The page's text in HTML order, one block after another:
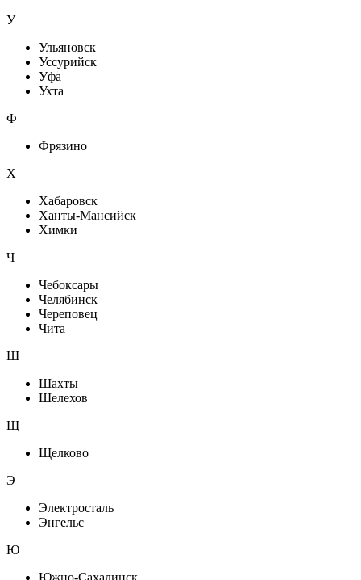
У
Ульяновск
Уссурийск
Уфа
Ухта
Ф
Фрязино
Х
Хабаровск
Ханты-Мансийск
Химки
Ч
Чебоксары
Челябинск
Череповец
Чита
Ш
Шахты
Шелехов
Щ
Щелково
Э
Электросталь
Энгельс
Ю
Южно-Сахалинск